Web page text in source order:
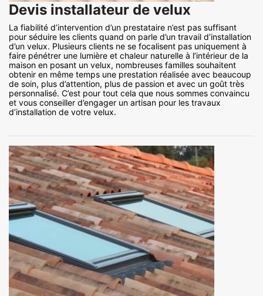
Devis installateur de velux
La fiabilité d’intervention d’un prestataire n’est pas suffisant
pour séduire les clients quand on parle d’un travail d’installation
d’un velux. Plusieurs clients ne se focalisent pas uniquement à
faire pénétrer une lumière et chaleur naturelle à l’intérieur de la
maison en posant un velux, nombreuses familles souhaitent
obtenir en même temps une prestation réalisée avec beaucoup
de soin, plus d’attention, plus de passion et avec un goût très
personnalisé. C’est pour tout cela que nous sommes convaincu
et vous conseiller d’engager un artisan pour les travaux
d’installation de votre velux.